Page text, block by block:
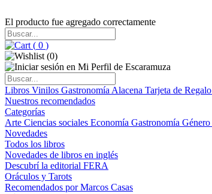
El producto fue agregado correctamente
( 0 )
(0)
Libros Vinilos Gastronomía Alacena Tarjeta de Regalo
Nuestros recomendados
Categorías
Arte Ciencias sociales Economía Gastronomía Género
Novedades
Todos los libros
Novedades de libros en inglés
Descubrí la editorial FERA
Oráculos y Tarots
Recomendados por Marcos Casas